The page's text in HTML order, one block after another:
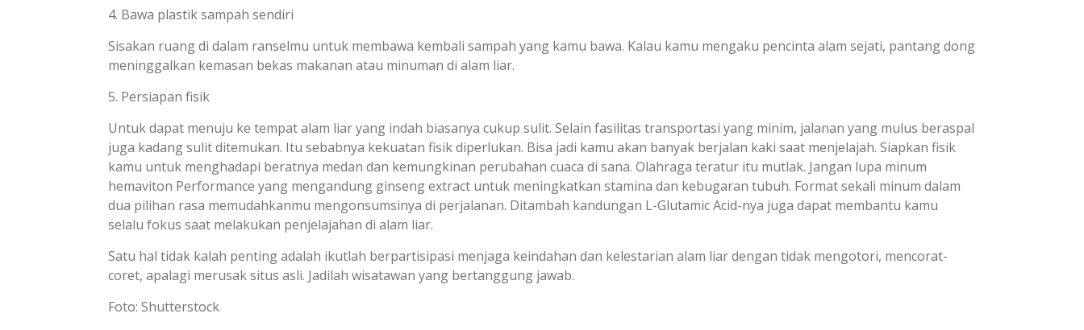
4. Bawa plastik sampah sendiri
Sisakan ruang di dalam ranselmu untuk membawa kembali sampah yang kamu bawa. Kalau kamu mengaku pencinta alam sejati, pantang dong
meninggalkan kemasan bekas makanan atau minuman di alam liar.
5. Persiapan fisik
Untuk dapat menuju ke tempat alam liar yang indah biasanya cukup sulit. Selain fasilitas transportasi yang minim, jalanan yang mulus beraspal
juga kadang sulit ditemukan. Itu sebabnya kekuatan fisik diperlukan. Bisa jadi kamu akan banyak berjalan kaki saat menjelajah. Siapkan fisik
kamu untuk menghadapi beratnya medan dan kemungkinan perubahan cuaca di sana. Olahraga teratur itu mutlak. Jangan lupa minum
hemaviton Performance yang mengandung ginseng extract untuk meningkatkan stamina dan kebugaran tubuh. Format sekali minum dalam
dua pilihan rasa memudahkanmu mengonsumsinya di perjalanan. Ditambah kandungan L-Glutamic Acid-nya juga dapat membantu kamu
selalu fokus saat melakukan penjelajahan di alam liar.
Satu hal tidak kalah penting adalah ikutlah berpartisipasi menjaga keindahan dan kelestarian alam liar dengan tidak mengotori, mencorat-
coret, apalagi merusak situs asli. Jadilah wisatawan yang bertanggung jawab.
Foto: Shutterstock